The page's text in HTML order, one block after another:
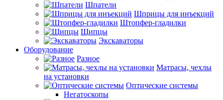
Шпатели
Шприцы для инъекций
Штопфер-гладилки
Щипцы
Экскаваторы
Оборудование
Разное
Матрасы, чехлы
на установки
Оптические системы
Негатоскопы